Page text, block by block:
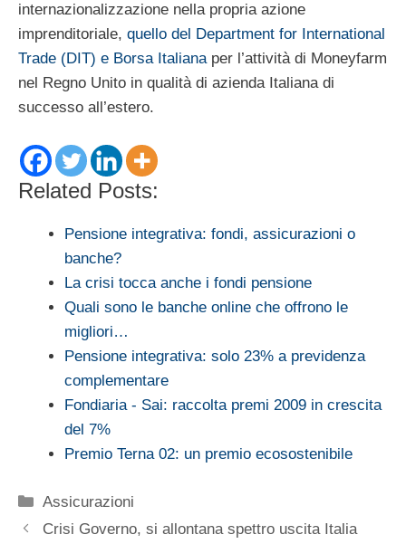
internazionalizzazione nella propria azione
imprenditoriale, quello del Department for International
Trade (DIT) e Borsa Italianaper l’attività di Moneyfarm
nel Regno Unito in qualità di azienda Italiana di
successo all’estero.
Related Posts:
Pensione integrativa: fondi, assicurazioni o
banche?
La crisi tocca anche i fondi pensione
Quali sono le banche online che offrono le
migliori…
Pensione integrativa: solo 23% a previdenza
complementare
Fondiaria - Sai: raccolta premi 2009 in crescita
del 7%
Premio Terna 02: un premio ecosostenibile
Categorie
Assicurazioni
Crisi Governo, si allontana spettro uscita Italia